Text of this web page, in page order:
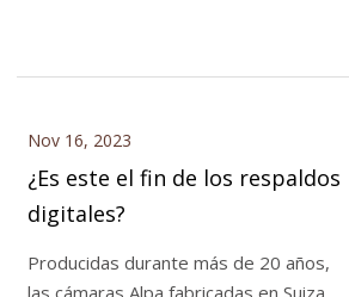
Nov 16, 2023
¿Es este el fin de los respaldos
digitales?
Producidas durante más de 20 años,
las cámaras Alpa fabricadas en Suiza